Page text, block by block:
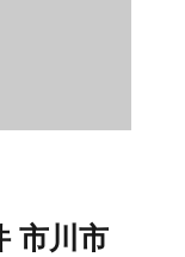
市川市